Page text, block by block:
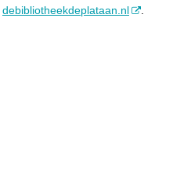
debibliotheekdeplataan.nl